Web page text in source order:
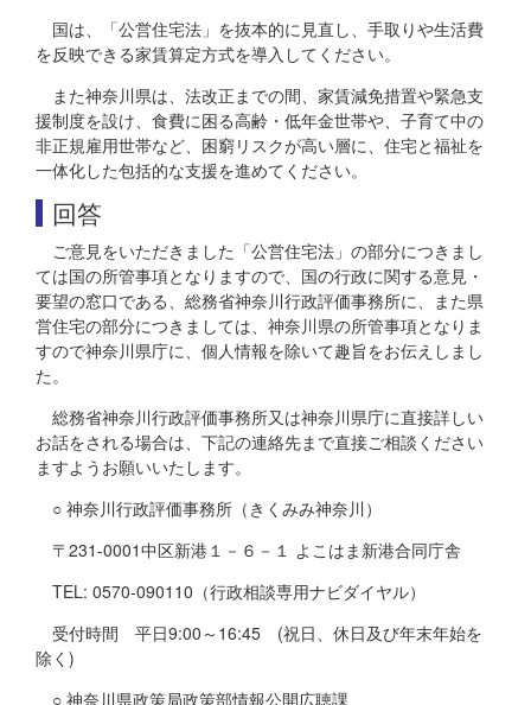
国は、「公営住宅法」を抜本的に見直し、手取りや生活費
を反映できる家賃算定方式を導入してください。
また神奈川県は、法改正までの間、家賃減免措置や緊急支
援制度を設け、食費に困る高齢・低年金世帯や、子育て中の
非正規雇用世帯など、困窮リスクが高い層に、住宅と福祉を
一体化した包括的な支援を進めてください。
回答
ご意見をいただきました「公営住宅法」の部分につきまし
ては国の所管事項となりますので、国の行政に関する意見・
要望の窓口である、総務省神奈川行政評価事務所に、また県
営住宅の部分につきましては、神奈川県の所管事項となりま
すので神奈川県庁に、個人情報を除いて趣旨をお伝えしまし
た。
総務省神奈川行政評価事務所又は神奈川県庁に直接詳しい
お話をされる場合は、下記の連絡先まで直接ご相談ください
ますようお願いいたします。
○ 神奈川行政評価事務所（きくみみ神奈川）
〒231-0001中区新港１－６－１ よこはま新港合同庁舎
TEL: 0570-090110（行政相談専用ナビダイヤル）
受付時間 平日9:00～16:45 (祝日、休日及び年末年始を
除く)
○ 神奈川県政策局政策部情報公開広聴課